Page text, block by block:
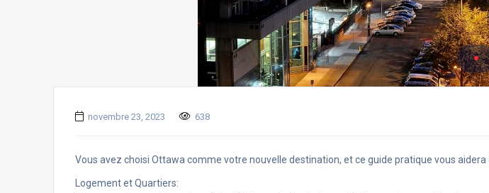
novembre 23, 2023 638
Vous avez choisi Ottawa comme votre nouvelle destination, et ce guide pratique vous
Logement et Quartiers: